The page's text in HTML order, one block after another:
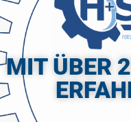
MIT ÜBER